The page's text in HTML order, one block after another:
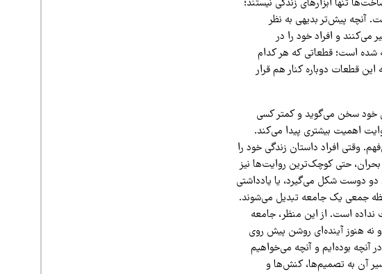
تنها ابزارهای زندگی نیستند؛
آنچه پیش‌تر بدیهی به نظر
و افراد خود را در
شده است؛ قطعاتی که هر کدام
قطعات دوباره کنار هم قرار
خود سخن می‌گوید و کمتر کسی
اهمیت بیشتری پیدا می‌کند.
وقتی افراد داستان زندگی خود را
حتی کوچک‌ترین روایت‌ها نیز
دو دوست شکل می‌گیرد، یا یادداشتی
جمعی یک جامعه تبدیل می‌شوند.
نداده است. از این منظر، جامعه
نه هنوز آینده‌ای روشن پیش روی
آنچه بوده‌ایم و آنچه می‌خواهیم
آن به تصمیم‌ها، کنش‌ها و